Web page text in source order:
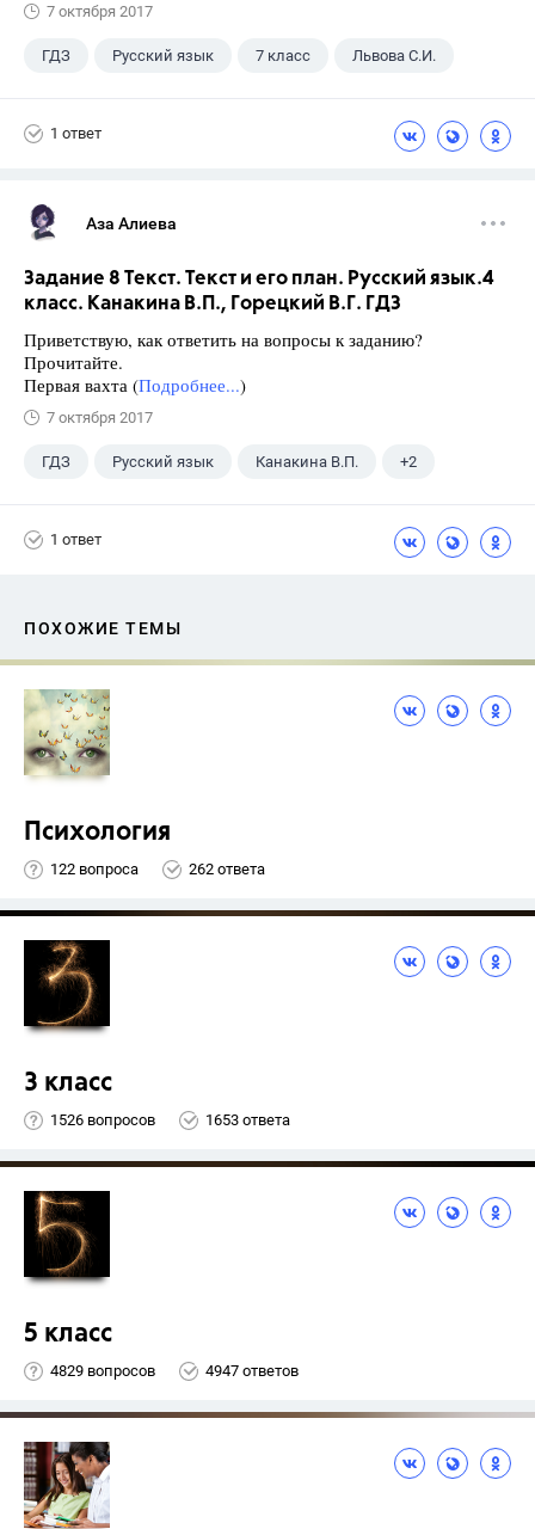
7 октября 2017
ГДЗ Русский язык 7 класс Львова С.И.
1 ответ
Аза Алиева
Задание 8 Текст. Текст и его план. Русский язык.4
класс. Канакина В.П., Горецкий В.Г. ГДЗ
Приветствую, как ответить на вопросы к заданию?
Прочитайте.
Первая вахта (Подробнее...)
7 октября 2017
ГДЗ Русский язык Канакина В.П. +2
1 ответ
ПОХОЖИЕ ТЕМЫ
Психология
122 вопроса 262 ответа
3 класс
1526 вопросов 1653 ответа
5 класс
4829 вопросов 4947 ответов